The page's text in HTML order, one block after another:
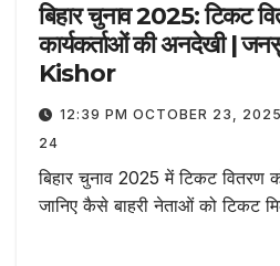
बिहार चुनाव 2025: टिकट
कार्यकर्ताओं की अनदेखी | जनसुराज |
Kishor
12:39 PM OCTOBER 23, 2025
24
बिहार चुनाव 2025 में टिकट
जानिए कैसे बाहरी नेताओं को टिकट